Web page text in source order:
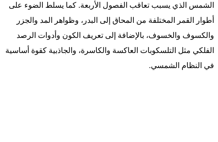
الشمس الذي يسبب تعاقب الفصول الأربعة. كما يسلط الضوء على
أطوار القمر المختلفة من المحاق إلى البدر، وظواهر المد والجزر
والكسوف والخسوف، بالإضافة إلى تعريف الكون وأدوات الرصد
الفلكي مثل التلسكوبات العاكسة والكاسرة، والجاذبية كقوة أساسية
في النظام الشمسي.